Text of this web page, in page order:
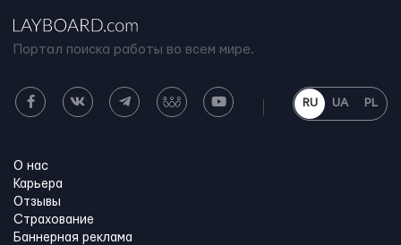
Портал поиска работы во всем мире.
RU UA PL
О нас
Карьера
Отзывы
Страхование
Баннерная реклама